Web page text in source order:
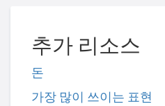
추가 리소스
돈
가장 많이 쓰이는 표현